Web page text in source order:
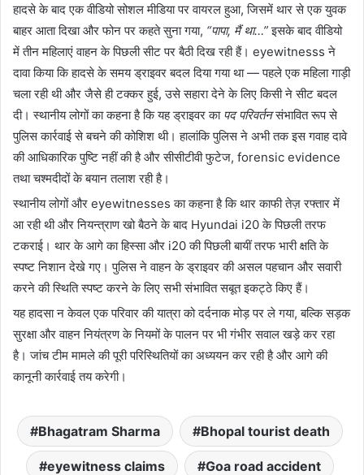
हादसे के बाद एक वीडियो सोशल मीडिया पर वायरल हुआ, जिसमें थार से एक युवक
बाहर आता दिखा और फोन पर कहते सुना गया, “पापा, मैं था…”इसके बाद वीडियो
में तीन महिलाएं वाहन के पिछली सीट पर बैठी दिख रही हैं। eyewitnesss ने
दावा किया कि हादसे के समय ड्राइवर बदल दिया गया था — पहले एक महिला गाड़ी
चला रही थी और जैसे ही टक्कर हुई, उसे सहारा देने के लिए किसी ने सीट बदल
दी। स्थानीय लोगों का कहना है कि यह ड्राइवर का पद परिवर्तनसंभावित रूप से
पुलिस कार्रवाई से बचने की कोशिश थी। हालांकि पुलिस ने अभी तक इस गवाह दावे
की आधिकारिक पुष्टि नहीं की है और सीसीटीवी फुटेज, forensic evidence
तथा चश्मदीदों के बयान तलाश रही है।
स्थानीय लोगों और eyewitnesses का कहना है कि थार काफी तेज़ रफ्तार में
आ रही थी और नियन्त्राण खो बैठने के बाद Hyundai i20 के पिछली तरफ
टकराई। थार के आगे का हिस्सा और i20 की पिछली बायीं तरफ भारी क्षति के
स्पष्ट निशान देखे गए। पुलिस ने वाहन के ड्राइवर की असल पहचान और सवारी
करने की स्थिति स्पष्ट करने के लिए सभी संभावित सबूत इकट्ठे किए हैं।
यह हादसा न केवल एक परिवार की यात्रा को दर्दनाक मोड़ पर ले गया, बल्कि सड़क
सुरक्षा और वाहन नियंत्रण के नियमों के पालन पर भी गंभीर सवाल खड़े कर रहा
है। जांच टीम मामले की पूरी परिस्थितियों का अध्ययन कर रही है और आगे की
कानूनी कार्रवाई तय करेगी।
Bhagatram Sharma Bhopal tourist death
eyewitness claims Goa road accident